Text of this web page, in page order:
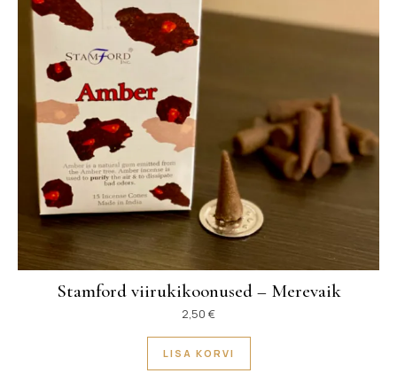
Stamford viirukikoonused – Merevaik
2,50 €
LISA KORVI